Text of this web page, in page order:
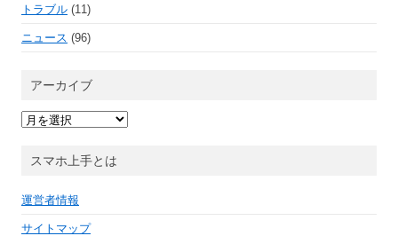
トラブル (11)
ニュース (96)
アーカイブ
ア
ー
ブスマホ上手とは
運営者情報
サイトマップ